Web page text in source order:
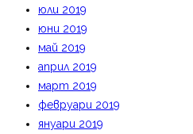
юли 2019
юни 2019
май 2019
април 2019
март 2019
февруари 2019
януари 2019